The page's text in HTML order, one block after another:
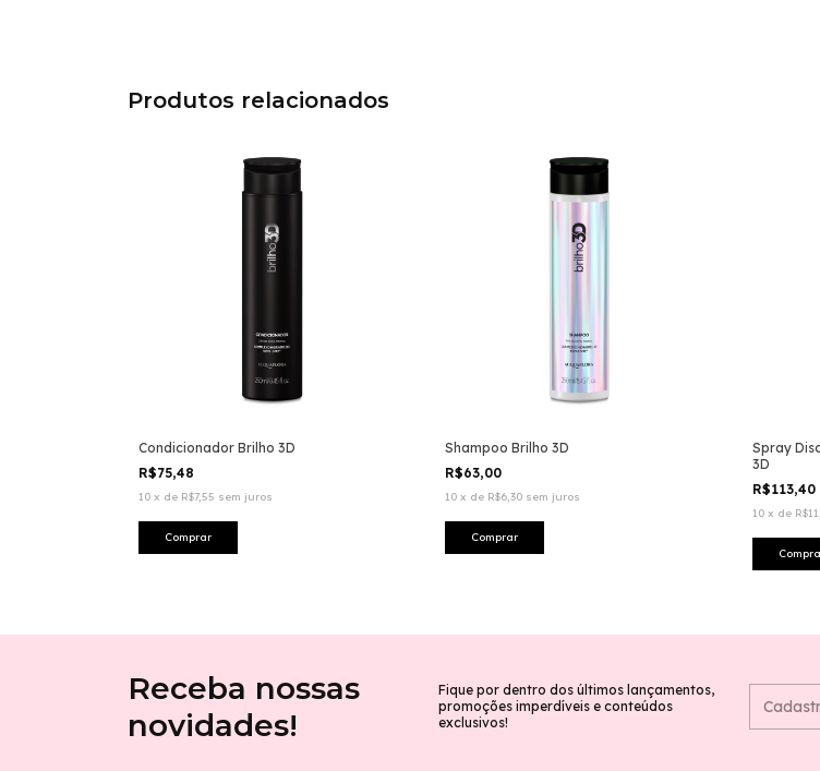
Produtos relacionados
Condicionador Brilho 3D
R$75,48
10 x de R$7,55 sem juros
Shampoo Brilho 3D
R$63,00
10 x de R$6,30 sem juros
Spray
3D
R$113,40
10 x de
Receba nossas
novidades!
Fique por dentro dos últimos lançamentos,
promoções imperdíveis e conteúdos
exclusivos!